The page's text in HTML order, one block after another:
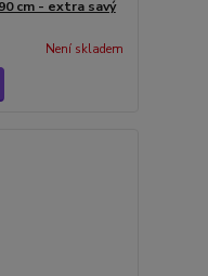
cm - extra savý
Není skladem